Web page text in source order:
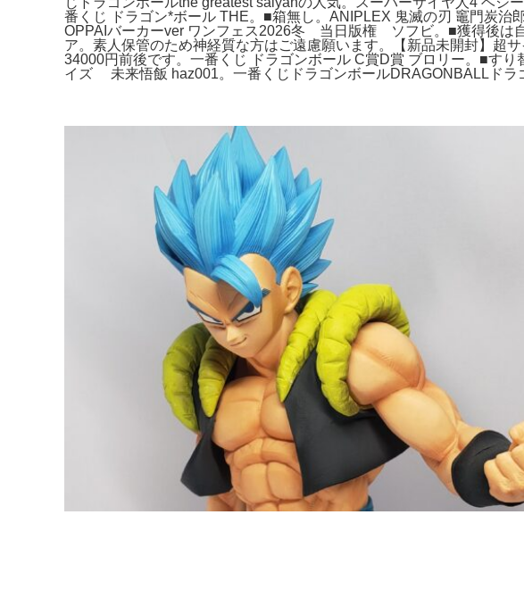
番くじ ドラゴン*ボール THE。■箱無し。ANIPLEX 鬼滅の刃 竈門炭
OPPAIバーカーver ワンフェス2026冬 当日版権 ソフビ。■獲得後は
ア。素人保管のため神経質な方はご遠慮願います。【新品未開封】
34000円前後です。一番くじ ドラゴンボール C賞D賞 ブロリー。■す
イズ 未来悟飯 haz001。一番くじドラゴンボールDRAGONBALLドラ